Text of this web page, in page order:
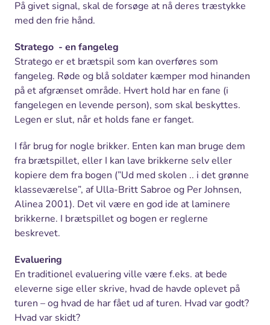
På givet signal, skal de forsøge at nå deres træstykke
med den frie hånd.
Stratego - en fangeleg
Stratego er et brætspil som kan overføres som
fangeleg. Røde og blå soldater kæmper mod hinanden
på et afgrænset område. Hvert hold har en fane (i
fangelegen en levende person), som skal beskyttes.
Legen er slut, når et holds fane er fanget.
I får brug for nogle brikker. Enten kan man bruge dem
fra brætspillet, eller I kan lave brikkerne selv eller
kopiere dem fra bogen (”Ud med skolen .. i det grønne
klasseværelse”, af Ulla-Britt Sabroe og Per Johnsen,
Alinea 2001). Det vil være en god ide at laminere
brikkerne. I brætspillet og bogen er reglerne
beskrevet.
Evaluering
En traditionel evaluering ville være f.eks. at bede
eleverne sige eller skrive, hvad de havde oplevet på
turen – og hvad de har fået ud af turen. Hvad var godt?
Hvad var skidt?